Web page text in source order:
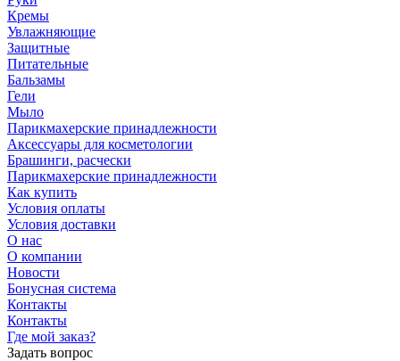
Кремы
Увлажняющие
Защитные
Питательные
Бальзамы
Гели
Мыло
Парикмахерские принадлежности
Аксессуары для косметологии
Брашинги, расчески
Парикмахерские принадлежности
Как купить
Условия оплаты
Условия доставки
О нас
О компании
Новости
Бонусная система
Контакты
Контакты
Где мой заказ?
Задать вопрос